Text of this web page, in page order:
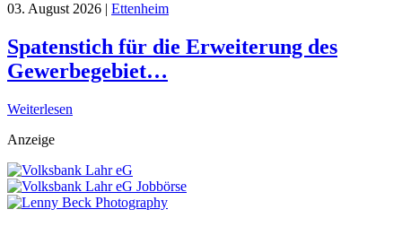
03. August 2026 | Ettenheim
Spatenstich für die Erweiterung des
Gewerbegebiet…
Weiterlesen
Anzeige